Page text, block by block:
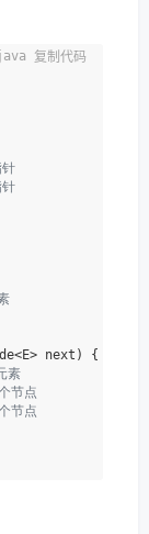
next) {
素
节点
节点
复制代码